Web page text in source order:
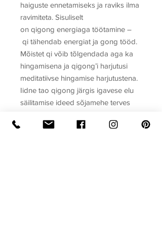
haiguste ennetamiseks ja raviks ilma
ravimiteta. Sisuliselt
on qigong energiaga töötamine –
qi tähendab energiat ja gong tööd.
Mõistet qi võib tõlgendada aga ka
hingamisena ja qigong’i harjutusi
meditatiivse hingamise harjutustena.
Iidne tao qigong järgis igavese elu
säilitamise ideed sõjamehe terves
ainult organismi ravi ja tervendamise